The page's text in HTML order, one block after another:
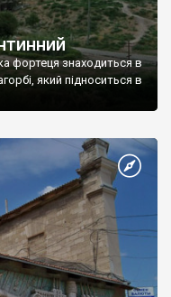
фортеця знаходиться в
який підноситься в